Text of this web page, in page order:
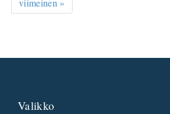
viimeinen »
Valikko